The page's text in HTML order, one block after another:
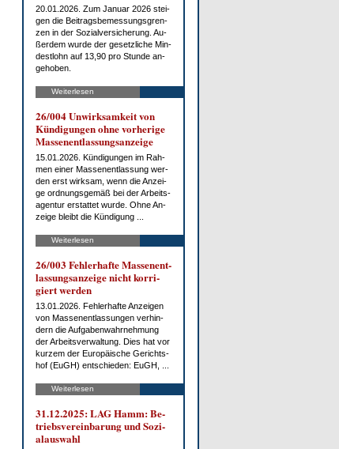
20.01.2026. Zum Ja­nu­ar 2026 stei­
gen die Bei­trags­be­mes­sungs­gren­
zen in der So­zi­al­ver­si­che­rung. Au­
ßer­dem wur­de der ge­setz­li­che Min­
dest­lohn auf 13,90 pro St­un­de an­
ge­ho­ben.
Weiterlesen
26/004 Un­wirk­sam­keit von
Kün­di­gun­gen oh­ne vor­he­ri­ge
Mas­sen­ent­las­sungs­an­zei­ge
15.01.2026. Kün­di­gun­gen im Rah­
men ei­ner Mas­sen­ent­las­sung wer­
den erst wirk­sam, wenn die An­zei­
ge ord­nungs­ge­mäß bei der Ar­beits­
agen­tur er­stat­tet wur­de. Oh­ne An­
zei­ge bleibt die Kün­di­gung ...
Weiterlesen
26/003 Feh­ler­haf­te Mas­sen­ent­
las­sungs­an­zei­ge nicht kor­ri­
giert wer­den
13.01.2026. Feh­ler­haf­te An­zei­gen
von Mas­sen­ent­las­sun­gen ver­hin­
dern die Auf­ga­ben­wahr­neh­mung
der Ar­beits­ver­wal­tung. Dies hat vor
kur­zem der Eu­ro­päi­sche Ge­richts­
hof (EuGH) ent­schie­den: EuGH, ...
Weiterlesen
31.12.2025: LAG Hamm: Be­
triebs­ver­ein­ba­rung und So­zi­
al­aus­wahl